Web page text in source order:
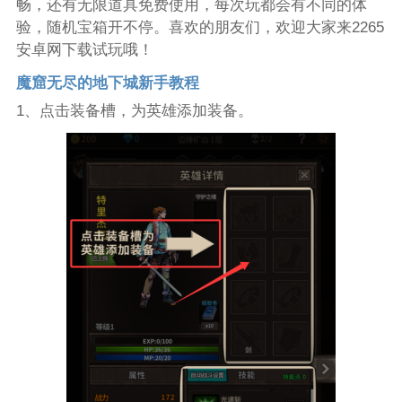
畅，还有无限道具免费使用，每次玩都会有不同的体
验，随机宝箱开不停。喜欢的朋友们，欢迎大家来2265
安卓网下载试玩哦！
魔窟无尽的地下城新手教程
1、点击装备槽，为英雄添加装备。